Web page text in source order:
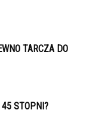
TARCZA DO
STOPNI?